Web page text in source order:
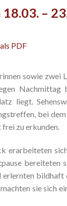
–
PDF
sowie zwei
liegt.
bei
frei zu erkunden.
bereiteten
sie sich